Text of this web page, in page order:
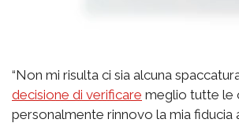
“Non mi risulta ci sia alcuna
decisione di verificare meglio tutte le
personalmente rinnovo la mia fiducia